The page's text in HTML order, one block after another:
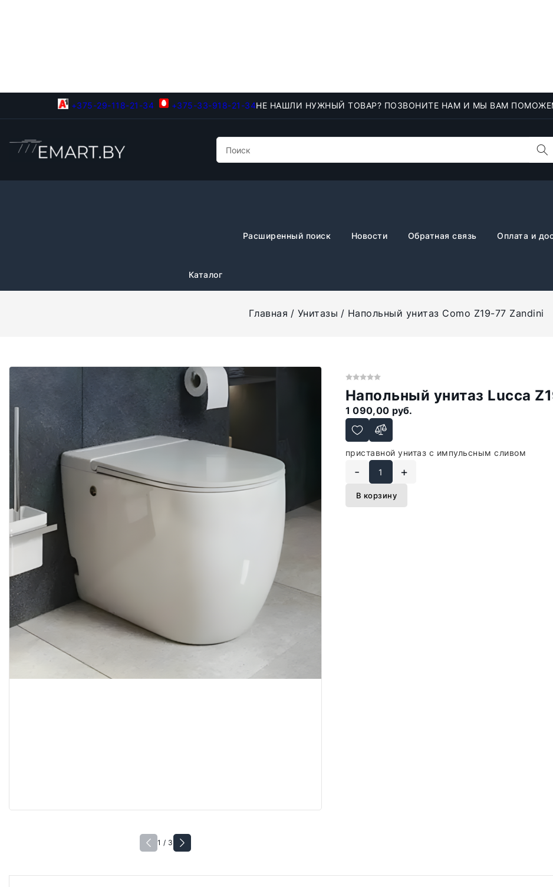
+375-29-118-21-34 +375-33-918-21-34НЕ НАШЛИ НУЖНЫЙ ТОВАР? ПОЗВОНИТЕ НАМ И МЫ ВАМ
Каталог
Расширенный поиск Новости Обратная связь Оплата и
Главная Унитазы Напольный унитаз Como Z19-77 Zandini
1 / 3
Напольный унитаз Lucca
1 090,00 руб.
приставной унитаз с импульсным сливом
- +
В корзину